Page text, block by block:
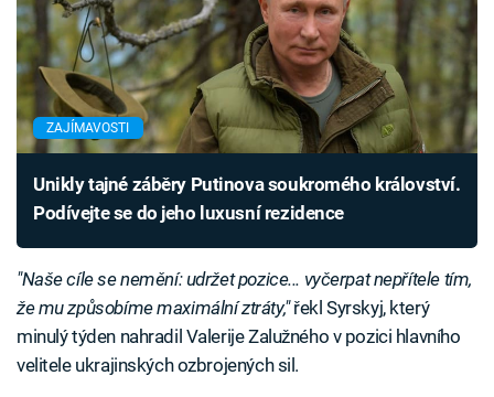
ZAJÍMAVOSTI
Unikly tajné záběry Putinova soukromého království.
Podívejte se do jeho luxusní rezidence
"Naše cíle se nemění: udržet pozice... vyčerpat nepřítele tím,
že mu způsobíme maximální ztráty,"řekl Syrskyj, který
minulý týden nahradil Valerije Zalužného v pozici hlavního
velitele ukrajinských ozbrojených sil.